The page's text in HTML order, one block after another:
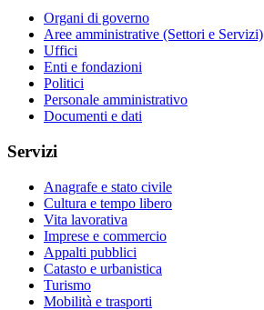
Organi di governo
Aree amministrative (Settori e Servizi)
Uffici
Enti e fondazioni
Politici
Personale amministrativo
Documenti e dati
Servizi
Anagrafe e stato civile
Cultura e tempo libero
Vita lavorativa
Imprese e commercio
Appalti pubblici
Catasto e urbanistica
Turismo
Mobilità e trasporti